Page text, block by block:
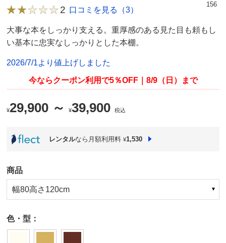
156
2 口コミを見る（3）
大事な本をしっかり支える。重厚感のある見た目も頼もし
い基本に忠実なしっかりとした本棚。
2026/7/1より値上げしました
今ならクーポン利用で5％OFF｜8/9（日）まで
¥29,900 ～¥39,900 税込
レンタルなら月額利用料 ¥1,530
商品
幅80高さ120cm
色・型：